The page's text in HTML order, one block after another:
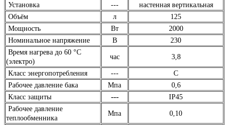
Установка
---
настенная вертикальная
Объём
л
125
Мощность
Вт
2000
Номинальное напряжение
В
230
Время нагрева до 60 °С
(электро)
час 3,8
Класс энергопотребления ---
С
Рабочее давление бака
Мпа
0,6
Класс защиты
---
IP45
Рабочее давление
теплообменника
Мпа 0,10